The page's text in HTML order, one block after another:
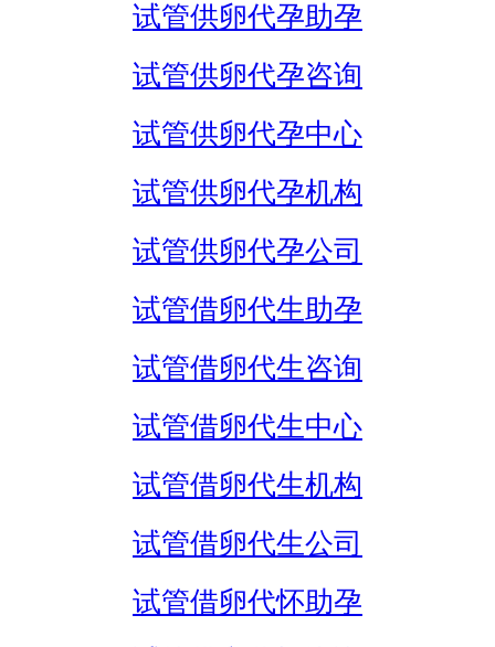
试管供卵代孕助孕
试管供卵代孕咨询
试管供卵代孕中心
试管供卵代孕机构
试管供卵代孕公司
试管借卵代生助孕
试管借卵代生咨询
试管借卵代生中心
试管借卵代生机构
试管借卵代生公司
试管借卵代怀助孕